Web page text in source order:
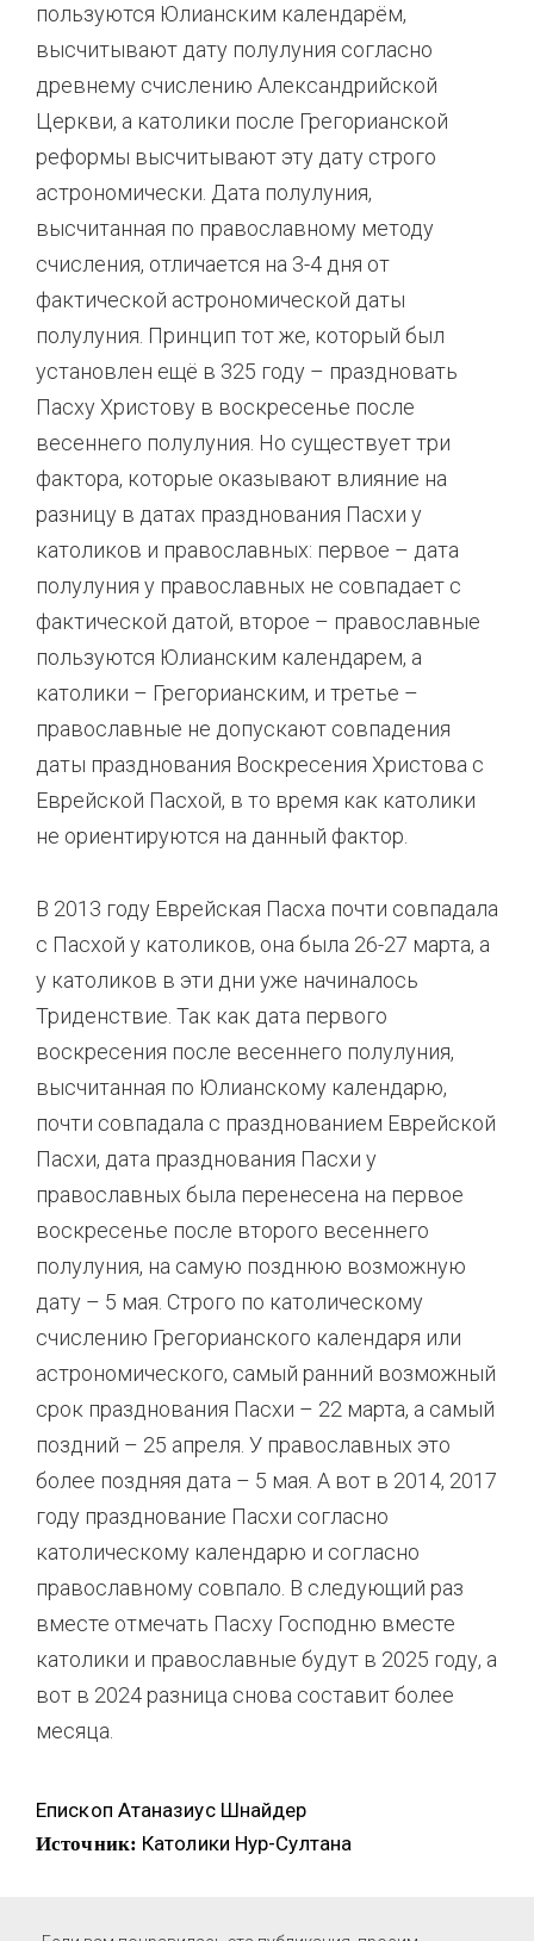
пользуются Юлианским календарём,
высчитывают дату полулуния согласно
древнему счислению Александрийской
Церкви, а католики после Грегорианской
реформы высчитывают эту дату строго
астрономически. Дата полулуния,
высчитанная по православному методу
счисления, отличается на 3-4 дня от
фактической астрономической даты
полулуния. Принцип тот же, который был
установлен ещё в 325 году – праздновать
Пасху Христову в воскресенье после
весеннего полулуния. Но существует три
фактора, которые оказывают влияние на
разницу в датах празднования Пасхи у
католиков и православных: первое – дата
полулуния у православных не совпадает с
фактической датой, второе – православные
пользуются Юлианским календарем, а
католики – Грегорианским, и третье –
православные не допускают совпадения
даты празднования Воскресения Христова с
Еврейской Пасхой, в то время как католики
не ориентируются на данный фактор.
В 2013 году Еврейская Пасха почти совпадала
с Пасхой у католиков, она была 26-27 марта, а
у католиков в эти дни уже начиналось
Триденствие. Так как дата первого
воскресения после весеннего полулуния,
высчитанная по Юлианскому календарю,
почти совпадала с празднованием Еврейской
Пасхи, дата празднования Пасхи у
православных была перенесена на первое
воскресенье после второго весеннего
полулуния, на самую позднюю возможную
дату – 5 мая. Строго по католическому
счислению Грегорианского календаря или
астрономического, самый ранний возможный
срок празднования Пасхи – 22 марта, а самый
поздний – 25 апреля. У православных это
более поздняя дата – 5 мая. А вот в 2014, 2017
году празднование Пасхи согласно
католическому календарю и согласно
православному совпало. В следующий раз
вместе отмечать Пасху Господню вместе
католики и православные будут в 2025 году, а
вот в 2024 разница снова составит более
месяца.
Епископ Атаназиус Шнайдер
Источник: Католики Нур-Султана